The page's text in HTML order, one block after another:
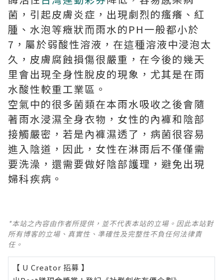
菌，引起皮膚炎症，出現劇烈的瘙癢、紅
腫、水泡等癥狀而雨水的PH一般都小於
7，屬於弱酸性溶液，在這種溶液中浸泡太
久，皮膚腐蝕損傷很嚴重，在今後的幾天
里會出現全身性脫皮的現象，尤其是在雨
水酸性較重工業區。
空氣中的很多菌類在本雨水吸收之後會隨
著雨水浸濕全身衣物，女性的內褲和陰部
接觸嚴密，若是內褲濕透了，病菌很容易
進入陰道，因此，女性在淋雨后不僅僅需
要洗澡，還需要做好陰部護理，避免出現
婦科疾病。
*本站之內容由作者所提供，並不代表本站的立場。因此本站對
所有博客的立場、真實性、準確性及完整性不負任何法律責
任。
【 U Creator 招募 】